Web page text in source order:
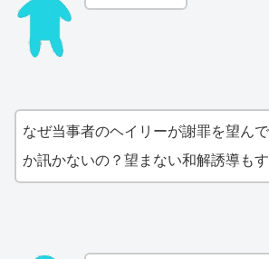
なぜ当事者のヘイリーが謝罪を望ん
か訊かないの？望まない和解誘導も